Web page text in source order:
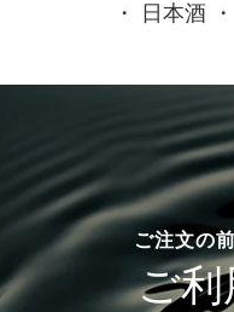
・
日本酒・
ご注文の
ご利